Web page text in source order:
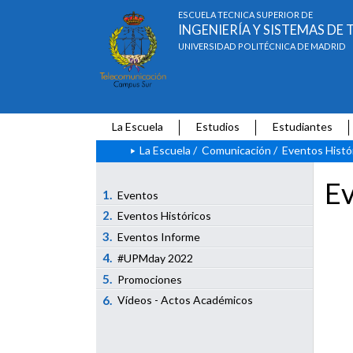
ESCUELA TÉCNICA SUPERIOR DE
INGENIERÍA Y SISTEMAS
UNIVERSIDAD POLITÉCNICA DE MADRID
La Escuela Estudios
Estudiantes
La Escuela / Comunicación / Eventos
1. Eventos
2. Eventos Históricos
3. Eventos Informe
4. #UPMday 2022
5. Promociones
6. Vídeos - Actos Académicos